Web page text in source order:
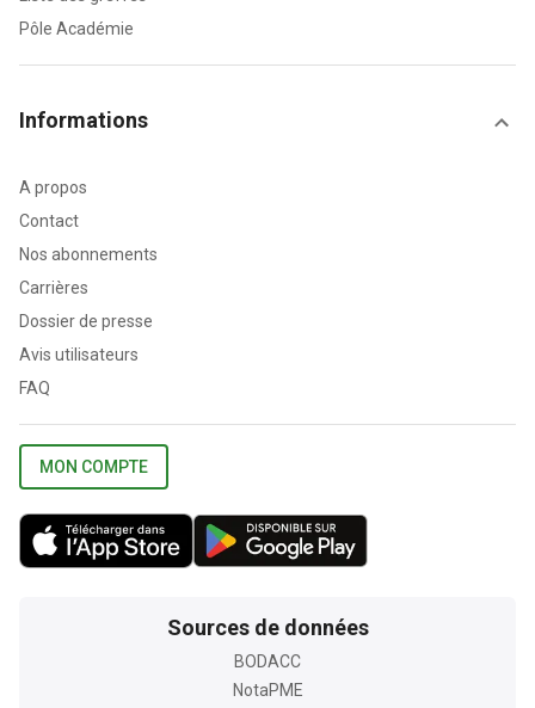
Pôle Académie
Informations
A propos
Contact
Nos abonnements
Carrières
Dossier de presse
Avis utilisateurs
FAQ
MON COMPTE
Sources de données
BODACC
NotaPME